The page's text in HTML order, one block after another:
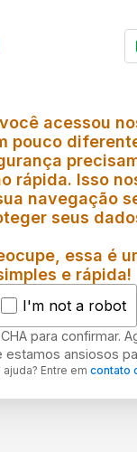
acessou
pouco
rápida. Isso
navegação
seus
essa é
e rápida!
I'm not a robot
para confirmar.
estamos ansiosos
Entre em contato